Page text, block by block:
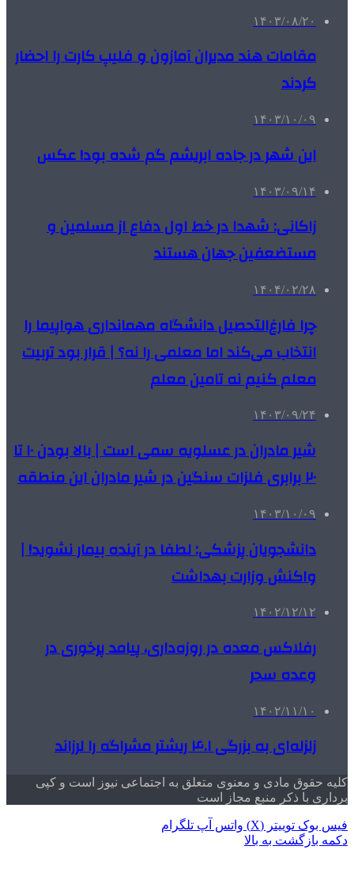
۱۴۰۳/۰۸/۲۰
مقامات هند مدیران آمازون و فلیپ کارت را احضار
کردند
۱۴۰۳/۱۰/۰۹
این شهر در جاده ابریشم گم شده بود! عکس
۱۴۰۳/۰۹/۱۴
زاکانی: شهدا در خط اول دفاع از مسلمین و
مستضعفین جهان هستند
۱۴۰۴/۰۲/۲۸
چرا فارغ‌التحصیل دانشگاه مهمانداری هواپیما را
انتخاب می‌کند اما معلمی را نه؟ | قرار بود تربیت
معلم کنیم نه تامین معلم
۱۴۰۳/۰۹/۲۴
شیر مادران در عسلویه سمی است | بالا بودن ۱۰ تا
۲۰ برابری فلزات سنگین در شیر مادران این منطقه
۱۴۰۳/۱۰/۰۹
دانشجویان پزشکی: لطفا در آینده بیمار نشوید! |
واکنش وزارت بهداشت
۱۴۰۲/۱۲/۱۲
رفلاکس معده در روزه‌داری، پیامد پرخوری در
وعده سحر
۱۴۰۲/۱۱/۱۰
زلزله‌ای به بزرگی ۴.۱ ریشتر مشراگه را لرزاند
کلیه حقوق مادی و معنوی متعلق به اجتماعی نیوز است و کپی
برداری با ذکر منبع مجاز است
فیس بوک توییتر (X) واتس آپ تلگرام
دکمه بازگشت به بالا